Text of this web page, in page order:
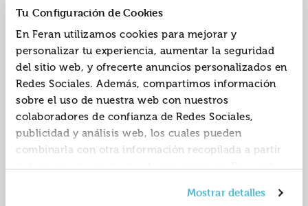
Tu Configuración de Cookies
En Feran utilizamos cookies para mejorar y
personalizar tu experiencia, aumentar la seguridad
del sitio web, y ofrecerte anuncios personalizados en
Redes Sociales. Además, compartimos información
sobre el uso de nuestra web con nuestros
colaboradores de confianza de Redes Sociales,
publicidad y análisis web, los cuales pueden
combinarla con otra información recopilada a partir
del uso que hayas hecho de sus servicios. Recuerda
consentimiento en cualquier momento. Para más
Mostrar detalles
ISBN: 9788418185168
Autor:Gracia Pons, Marta
Autor:Gracia Pons, Marta
Agujas de papel